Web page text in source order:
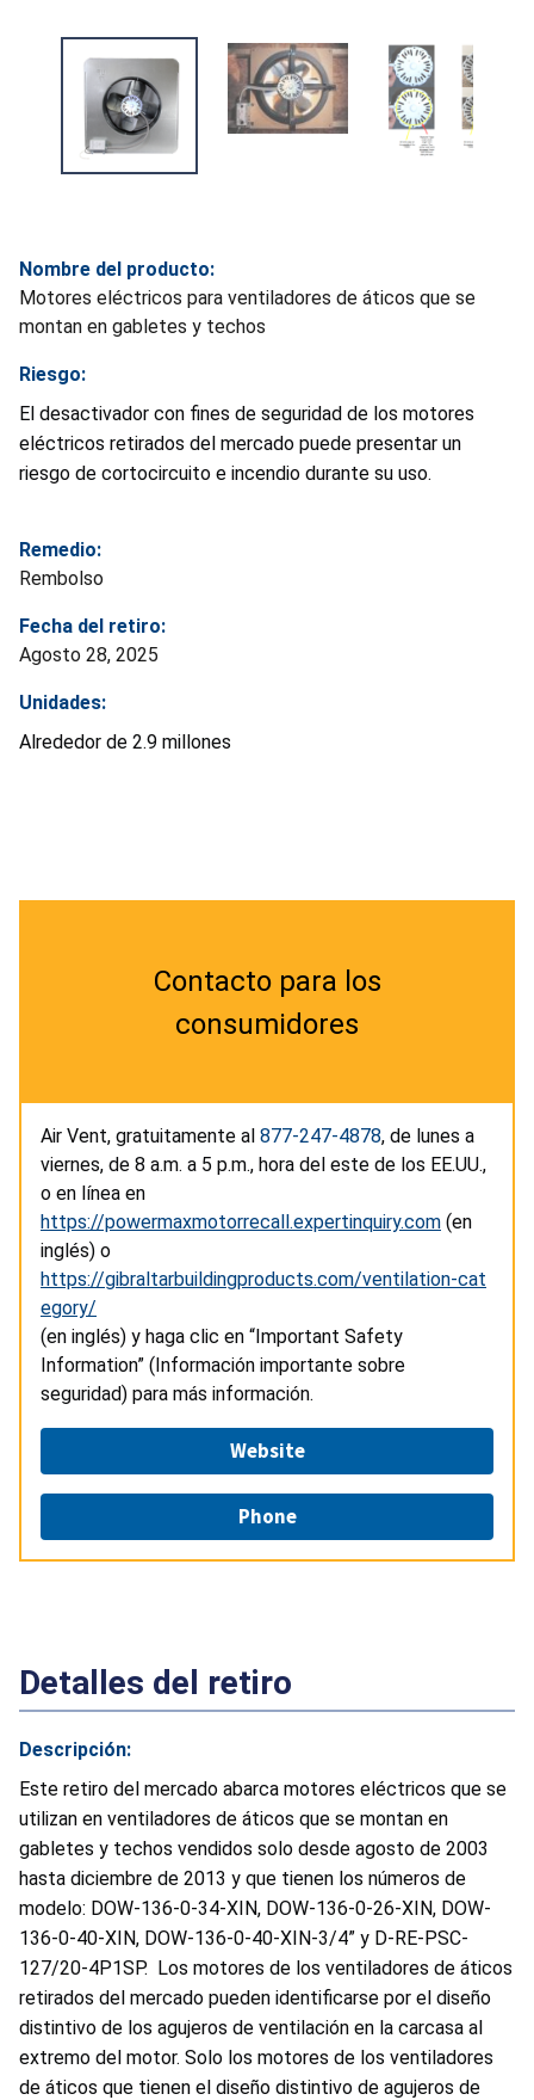
Nombre del producto:
Motores eléctricos para ventiladores de áticos que se
montan en gabletes y techos
Riesgo:
El desactivador con fines de seguridad de los motores
eléctricos retirados del mercado puede presentar un
riesgo de cortocircuito e incendio durante su uso.
Remedio:
Rembolso
Fecha del retiro:
Agosto 28, 2025
Unidades:
Alrededor de 2.9 millones
Contacto para los
consumidores
Air Vent, gratuitamente al 877-247-4878, de lunes a
viernes, de 8 a.m. a 5 p.m., hora del este de los EE.UU.,
o en línea en
https://powermaxmotorrecall.expertinquiry.com (en
inglés) o
https://gibraltarbuildingproducts.com/ventilation-cat
egory/
(en inglés) y haga clic en “Important Safety
Information” (Información importante sobre
seguridad) para más información.
Website
Phone
Detalles del retiro
Descripción:
Este retiro del mercado abarca motores eléctricos que se
utilizan en ventiladores de áticos que se montan en
gabletes y techos vendidos solo desde agosto de 2003
hasta diciembre de 2013 y que tienen los números de
modelo: DOW-136-0-34-XIN, DOW-136-0-26-XIN, DOW-
136-0-40-XIN, DOW-136-0-40-XIN-3/4” y D-RE-PSC-
127/20-4P1SP. Los motores de los ventiladores de áticos
retirados del mercado pueden identificarse por el diseño
distintivo de los agujeros de ventilación en la carcasa al
extremo del motor. Solo los motores de los ventiladores
de áticos que tienen el diseño distintivo de agujeros de